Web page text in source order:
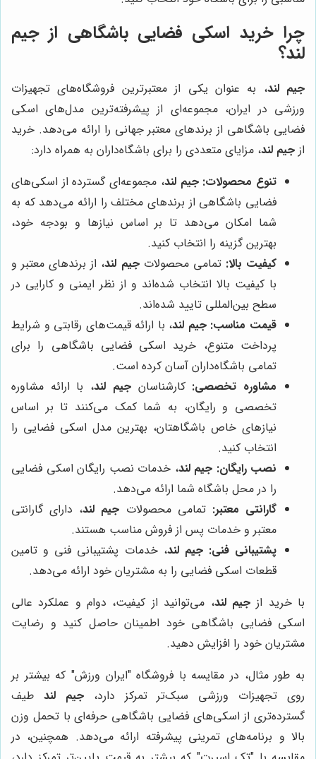
چرا خرید اسکی فضایی باشگاهی از جیم
لند؟
جیم لند، به عنوان یکی از معتبرترین فروشگاه‌های تجهیزات
ورزشی در ایران، مجموعه‌ای از پیشرفته‌ترین مدل‌های اسکی
فضایی باشگاهی از برندهای معتبر جهانی را ارائه می‌دهد. خرید
از جیم لند، مزایای متعددی را برای باشگاه‌داران به همراه دارد:
تنوع محصولات: جیم لند، مجموعه‌ای گسترده از اسکی‌های
فضایی باشگاهی از برندهای مختلف را ارائه می‌دهد که به
شما امکان می‌دهد تا بر اساس نیازها و بودجه خود،
بهترین گزینه را انتخاب کنید.
کیفیت بالا: تمامی محصولاتجیم لند، از برندهای معتبر و
با کیفیت بالا انتخاب شده‌اند و از نظر ایمنی و کارایی در
سطح بین‌المللی تایید شده‌اند.
قیمت مناسب: جیم لند، با ارائه قیمت‌های رقابتی و شرایط
پرداخت متنوع، خرید اسکی فضایی باشگاهی را برای
تمامی باشگاه‌داران آسان کرده است.
مشاوره تخصصی: کارشناسانجیم لند، با ارائه مشاوره
تخصصی و رایگان، به شما کمک می‌کنند تا بر اساس
نیازهای خاص باشگاهتان، بهترین مدل اسکی فضایی را
انتخاب کنید.
نصب رایگان: جیم لند، خدمات نصب رایگان اسکی فضایی
را در محل باشگاه شما ارائه می‌دهد.
گارانتی معتبر: تمامی محصولات جیم لند، دارای گارانتی
معتبر و خدمات پس از فروش مناسب هستند.
پشتیبانی فنی: جیم لند، خدمات پشتیبانی فنی و تامین
قطعات اسکی فضایی را به مشتریان خود ارائه می‌دهد.
با خرید ازجیم لند، می‌توانید از کیفیت، دوام و عملکرد عالی
اسکی فضایی باشگاهی خود اطمینان حاصل کنید و رضایت
مشتریان خود را افزایش دهید.
به طور مثال، در مقایسه با فروشگاه "ایران ورزش" که بیشتر بر
روی تجهیزات ورزشی سبک‌تر تمرکز دارد،جیم لند طیف
گسترده‌تری از اسکی‌های فضایی باشگاهی حرفه‌ای با تحمل وزن
بالا و برنامه‌های تمرینی پیشرفته ارائه می‌دهد. همچنین، در